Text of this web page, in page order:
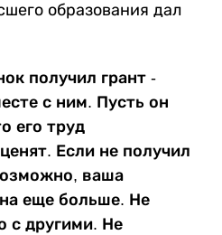
образования дал
получил грант -
с ним. Пусть он
его труд
Если не получил
ваша
еще больше. Не
с другими. Не